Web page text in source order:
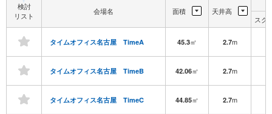
検討
リスト
会場名 面積
天井高
スク
タイムオフィス名古屋 TimeA 45.3㎡ 2.7m
タイムオフィス名古屋 TimeB 42.06㎡ 2.7m
タイムオフィス名古屋 TimeC 44.85㎡ 2.7m